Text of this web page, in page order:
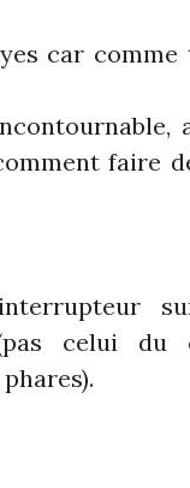
car comme
faire
celui du